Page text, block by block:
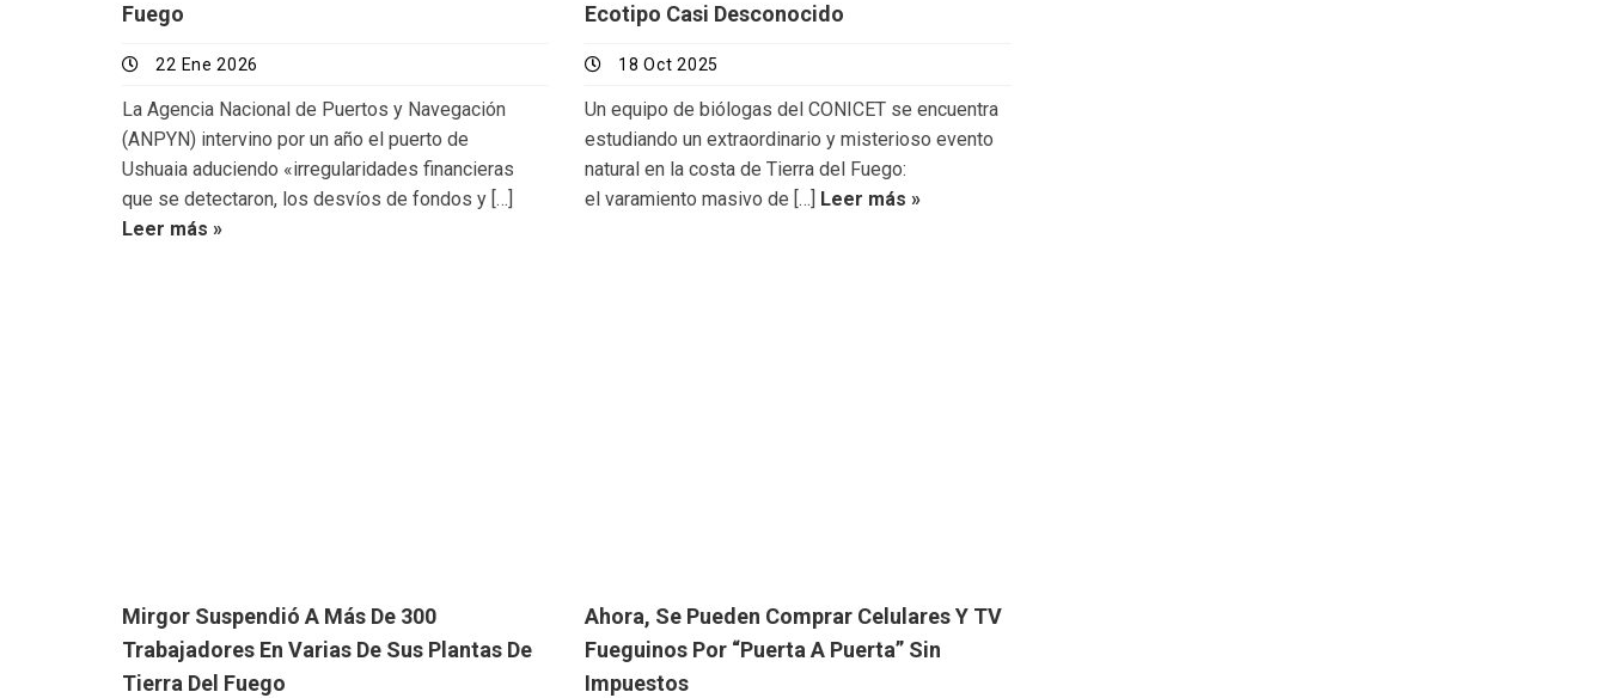
Fuego
22 Ene 2026
La Agencia Nacional de Puertos y Navegación
(ANPYN) intervino por un año el puerto de
Ushuaia aduciendo «irregularidades financieras
que se detectaron, los desvíos de fondos y […]
Leer más »
Ecotipo Casi Desconocido
18 Oct 2025
Un equipo de biólogas del CONICET se encuentra
estudiando un extraordinario y misterioso evento
natural en la costa de Tierra del Fuego:
el varamiento masivo de […]
Leer más »
Mirgor Suspendió A Más De 300
Trabajadores En Varias De Sus Plantas De
Tierra Del Fuego
Ahora, Se Pueden Comprar Celulares Y TV
Fueguinos Por “puerta A Puerta” Sin
Impuestos